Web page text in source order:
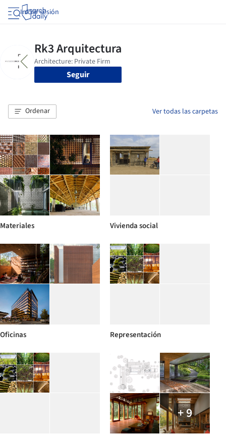
Iniciar sesión
Seguir
Ordenar Ver todas las carpetas
Materiales Vivienda social
Oficinas Representación
+ 9